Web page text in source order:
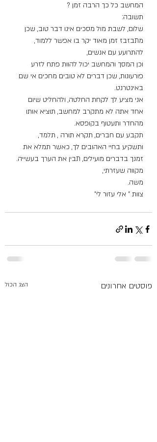
המחשב כל כך הרבה זמן ?
תשובה:
שלום, לשבת מול מסכים אינו דבר טוב, שכן
מתבזבז זמן מאוד יקר בו אפשר ללמוד,
להתרועע עם אנשים,
וכן המסך והמחשב יכול להוות פתח לזרע
פורעונות, שכן דברים לא טובים מחכים אי שם
באינטרנט.
אני מציע לך לקחת החלטה, ולהחליט שיום
אחד אתה לא מתקרב למחשב, תוציא אותו
מהחדר ותעטוף בקופסא.
תקבע עם חברים, תקרא תורה , תלמד,
ותשקיע בחיי האהובים לך, כאשר תמלא את
זמנך בדברים מועילים, תבין את הערך בעשייה.
מקווה שעזרתי,
משה.
צוות ” אלי עזור לי”
פוסטים אחרונים הצג הכול